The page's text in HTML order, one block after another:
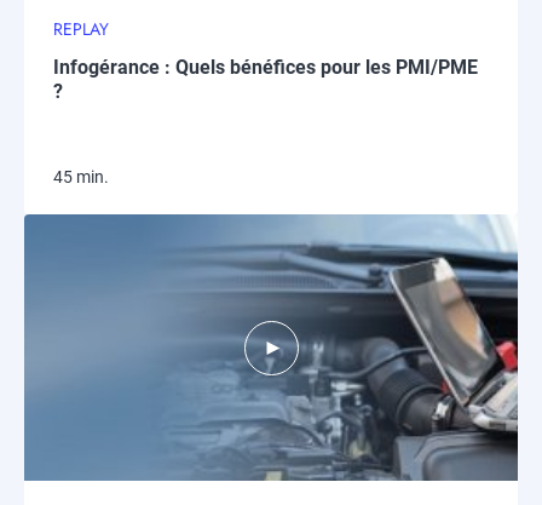
REPLAY
Infogérance : Quels bénéfices pour les PMI/PME
?
45 min.